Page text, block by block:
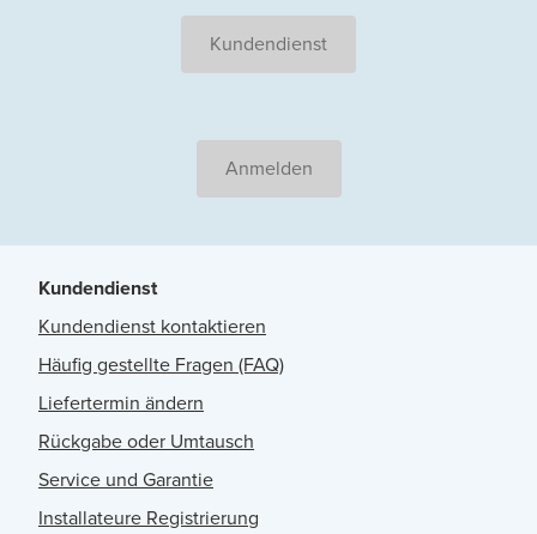
Kundendienst
Anmelden
Kundendienst
Kundendienst kontaktieren
Häufig gestellte Fragen (FAQ)
Liefertermin ändern
Rückgabe oder Umtausch
Service und Garantie
Installateure Registrierung